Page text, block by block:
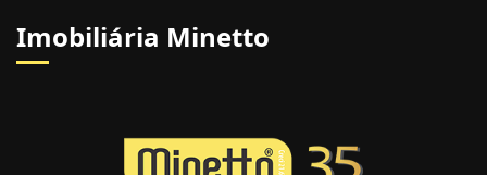
Imobiliária Minetto